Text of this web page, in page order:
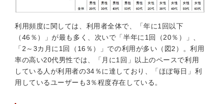
利用頻度に関しては、利用者全体で、「年に1回以下
（46％）」が最も多く、次いで「半年に1回（20％）」、
「2～3カ月に1回（16％）」での利用が多い（図2）。利用
率の高い20代男性では、「月に1回」以上のペースで利用
している人が利用者の34％に達しており、「ほぼ毎日」利
用しているユーザーも3％程度存在している。